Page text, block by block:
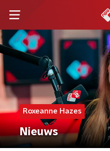
Roxeanne Hazes
Nieuws